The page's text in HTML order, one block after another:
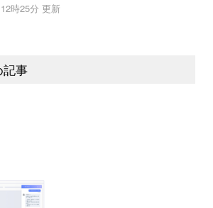
時25分 更新
記事